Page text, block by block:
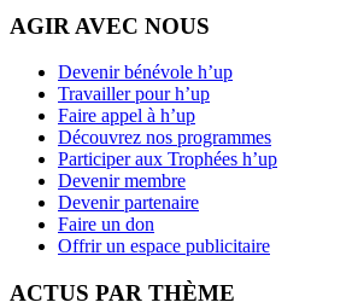
AGIR AVEC NOUS
Devenir bénévole h’up
Travailler pour h’up
Faire appel à h’up
Découvrez nos programmes
Participer aux Trophées h’up
Devenir membre
Devenir partenaire
Faire un don
Offrir un espace publicitaire
ACTUS PAR THÈME